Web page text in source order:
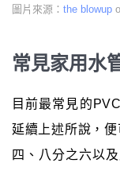
圖片來源： the blowup
常見家用水
目前最常見的
延續上述所說，
四、八分之六以